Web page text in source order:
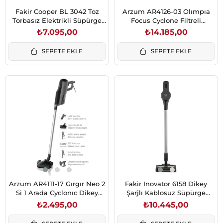
Fakir Cooper BL 3042 Toz
Torbasız Elektrikli Süpürge
Kırmızı
₺7.095,00
SEPETE EKLE
Arzum AR4126-03 Olımpıa
Focus Cyclone Filtreli
Süpürge-Kırmızı
₺14.185,00
SEPETE EKLE
Arzum AR4111-17 Gırgır Neo 2
Si 1 Arada Cyclonıc Dikey
Süpürge-Gri
₺2.495,00
Fakir Inovator 6158 Dikey
Şarjlı Kablosuz Süpürge
(41005365)
₺10.445,00